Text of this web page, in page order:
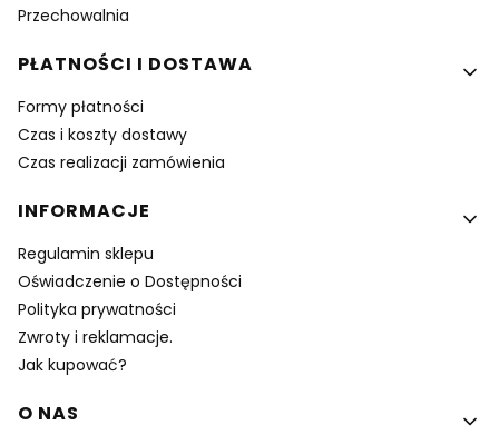
Przechowalnia
PŁATNOŚCI I DOSTAWA
Formy płatności
Czas i koszty dostawy
Czas realizacji zamówienia
INFORMACJE
Regulamin sklepu
Oświadczenie o Dostępności
Polityka prywatności
Zwroty i reklamacje.
Jak kupować?
O NAS